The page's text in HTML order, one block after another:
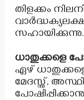
തിളക്കം
സഹായിക്കുന്നു.
ധാതുക്കളെ
ഏഴ്
മേദസ്സ്,